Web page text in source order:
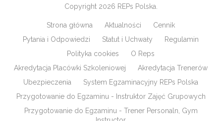
Copyright 2026 REPs Polska.
Strona główna Aktualności
Cennik
Pytania i Odpowiedzi
Statut i Uchwały
Regulamin
Polityka cookies
O Reps
Akredytacja Placówki Szkoleniowej
Akredytacja Trenerów
Ubezpieczenia
System Egzaminacyjny REPs Polska
Przygotowanie do Egzaminu - Instruktor Zajęć Grupowych
Przygotowanie do Egzaminu - Trener Personaln, Gym